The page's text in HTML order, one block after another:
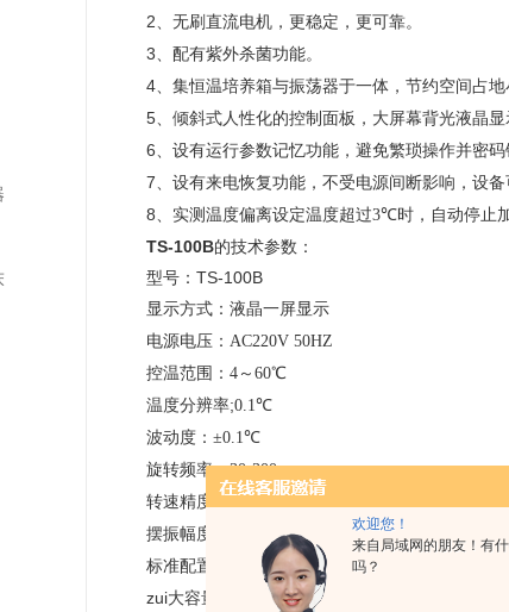
欢迎您！
来自局域网的朋友！有
吗？
2、 无刷直流电机，更稳定，更可靠。
3、 配有紫外杀菌功能。
4、 集恒温培养箱与振荡器于一体，节约空间占地
5、 倾斜式人性化的控制面板，大屏幕背光液晶显
6、 设有运行参数记忆功能，避免繁琐操作并密
7、 设有来电恢复功能，不受电源间断影响，设备
8、 实测温度偏离设定温度超过3℃时，自动停止
TS-100B的技术参数：
型号：TS-100B
显示方式： 液晶一屏显示
电源电压： AC220V 50HZ
控温范围： 4～60℃
温度分辨率;0.1℃
波动度： ±0.1℃
旋转频率：30-300rpm
转速精度：
摆振幅度：
标准配置： 500ml*28支
zui大容量： 1000ml*18支或250ml*36支或500ml*28